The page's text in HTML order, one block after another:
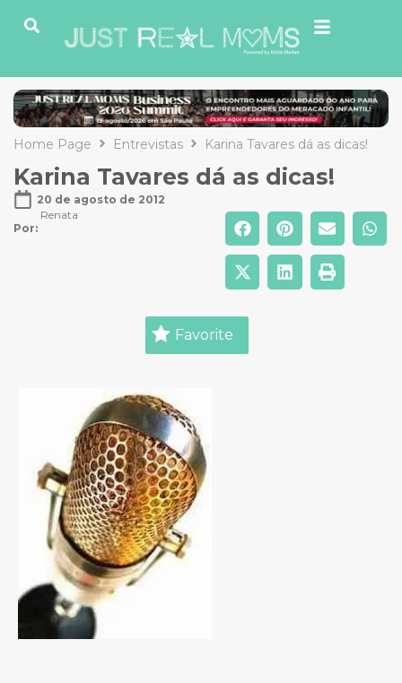
Home Page Entrevistas Karina Tavares dá as dicas!
Karina Tavares dá as dicas!
20 de agosto de 2012
Por:
Renata
Favorite